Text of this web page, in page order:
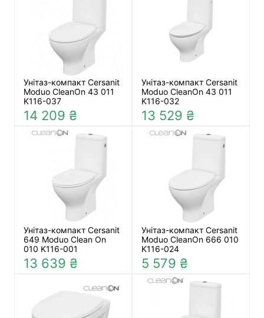
Унітаз-компакт Cersanit
Moduo CleanOn 43 011
K116-037
14 209 ₴
Унітаз-компакт Cersanit
Moduo CleanOn 43 011
K116-032
13 529 ₴
Унітаз-компакт Cersanit
649 Moduo Clean On
010 K116-001
13 639 ₴
Унітаз-компакт Cersanit
Moduo CleanOn 666 010
K116-024
5 579 ₴